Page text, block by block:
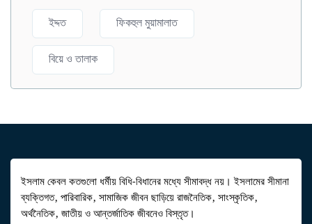
ইদ্দত ফিকহুল মুয়ামালাত
বিয়ে ও তালাক
ইসলাম কেবল কতগুলো ধর্মীয় বিধি-বিধানের মধ্যে সীমাবদ্ধ নয়। ইসলামের সীমানা
ব্যক্তিগত, পারিবারিক, সামাজিক জীবন ছাড়িয়ে রাজনৈতিক, সাংস্কৃতিক,
অর্থনৈতিক, জাতীয় ও আন্তর্জাতিক জীবনেও বিস্তৃত।